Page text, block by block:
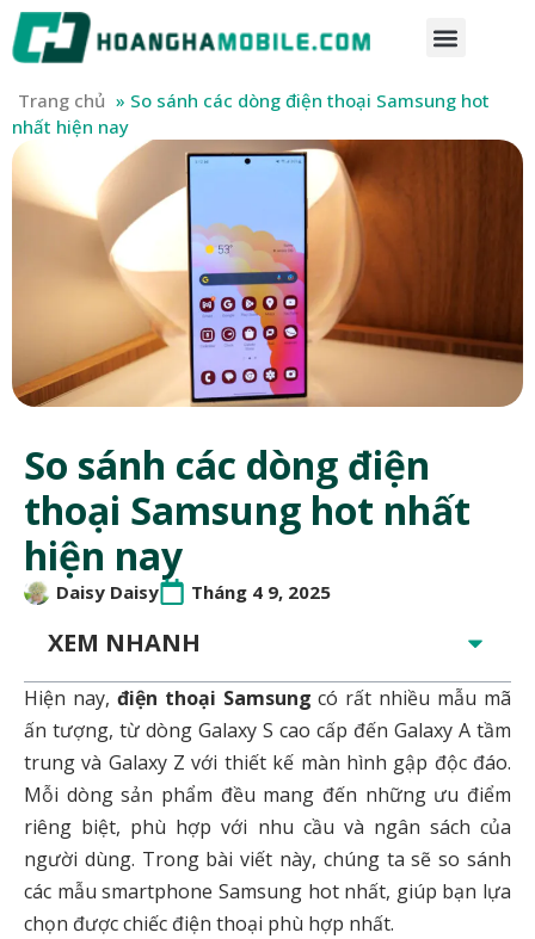
Trang chủ » So sánh các dòng điện thoại Samsung hot
nhất hiện nay
So sánh các dòng điện
thoại Samsung hot nhất
hiện nay
Daisy Daisy Tháng 4 9, 2025
XEM NHANH
Hiện nay, điện thoại Samsung có rất nhiều mẫu mã
ấn tượng, từ dòng Galaxy S cao cấp đến Galaxy A tầm
trung và Galaxy Z với thiết kế màn hình gập độc đáo.
Mỗi dòng sản phẩm đều mang đến những ưu điểm
riêng biệt, phù hợp với nhu cầu và ngân sách của
người dùng. Trong bài viết này, chúng ta sẽ so sánh
các mẫu smartphone Samsung hot nhất, giúp bạn lựa
chọn được chiếc điện thoại phù hợp nhất.